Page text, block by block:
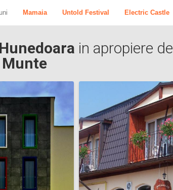
Mamaia Untold Festival Electric Castle
Hunedoara in apropiere de
Munte